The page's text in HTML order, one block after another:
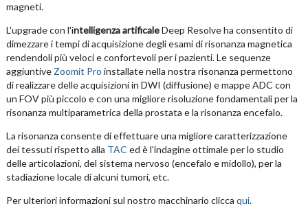
magneti.
L'upgrade con l'intelligenza artificaleDeep Resolve ha consentito di
dimezzare i tempi di acquisizione degli esami di risonanza magnetica
rendendoli più veloci e confortevoli per i pazienti. Le sequenze
aggiuntiveZoomit Pro installate nella nostra risonanza permettono
di realizzare delle acquisizioni in DWI (diffusione) e mappe ADC con
un FOV più piccolo e con una migliore risoluzione fondamentali per la
risonanza multiparametrica della prostata e la risonanza encefalo.
La risonanza consente di effettuare una migliore caratterizzazione
dei tessuti rispetto alla TAC ed è l'indagine ottimale per lo studio
delle articolazioni, del sistema nervoso (encefalo e midollo), per la
stadiazione locale di alcuni tumori, etc.
Per ulteriori informazioni sul nostro macchinario clicca qui.